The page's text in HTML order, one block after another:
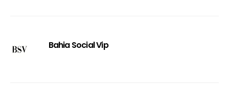
Bahia Social Vip